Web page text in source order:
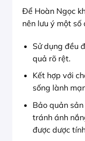
Để Hoàn Ngọc
nên lưu ý một số
Sử dụng đều
quả rõ rệt.
Kết hợp với
sống lành
Bảo quản
tránh ánh
được dược